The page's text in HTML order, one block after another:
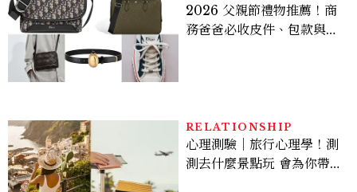
2026 父親節禮物推薦！商
務爸爸必收皮件、包款與鞋
RELATIONSHIP
心理測驗｜旅行心理學！測
測去什麼景點玩 會為你帶來